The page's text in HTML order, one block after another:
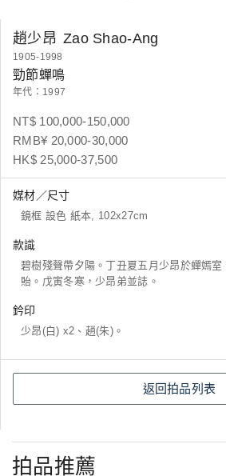
趙少昂 Zao Shao-Ang
1905-1998
勁節蟬鳴
年代：1997
NT$ 100,000-150,000
RMB¥ 20,000-30,000
HK$ 25,000-37,500
媒材／尺寸
鏡框 設色 紙本, 102x27cm
款識
碧樹殘聲帶夕陽。丁丑夏五月少昂於蟬嫣
貽。戊寅冬寒，少昂弟並誌。
鈐印
少昂(白) x2、趙(朱)。
返回拍品列表
拍品推薦